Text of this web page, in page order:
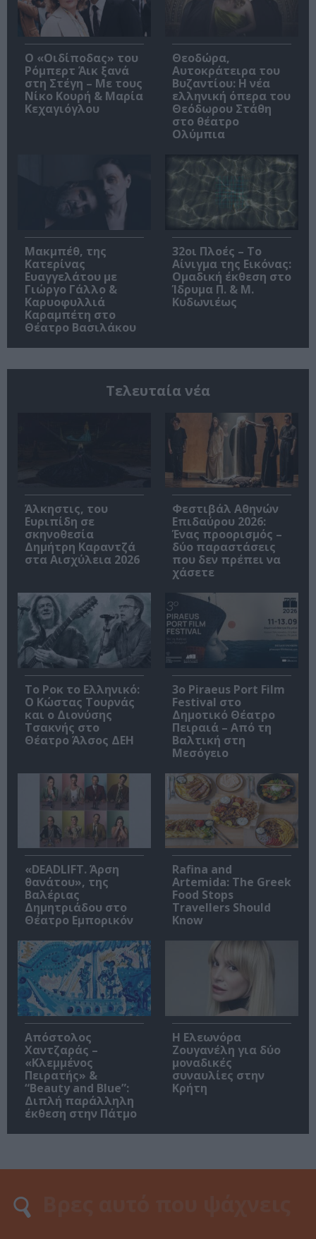
O «Οιδίποδας» του
Ρόμπερτ Άικ ξανά
στη Στέγη – Με τους
Νίκο Κουρή & Μαρία
Κεχαγιόγλου
Θεοδώρα,
Αυτοκράτειρα του
Βυζαντίου: Η νέα
ελληνική όπερα του
Θεόδωρου Στάθη
στο θέατρο
Ολύμπια
Μακμπέθ, της
Κατερίνας
Ευαγγελάτου με
Γιώργο Γάλλο &
Καρυοφυλλιά
Καραμπέτη στο
Θέατρο Βασιλάκου
32οι Πλοές – Το
Αίνιγμα της Εικόνας:
Ομαδική έκθεση στο
Ίδρυμα Π. & Μ.
Κυδωνιέως
Τελευταία νέα
Άλκηστις, του
Ευριπίδη σε
σκηνοθεσία
Δημήτρη Καραντζά
στα Αισχύλεια 2026
Φεστιβάλ Αθηνών
Επιδαύρου 2026:
Ένας προορισμός –
δύο παραστάσεις
που δεν πρέπει να
χάσετε
Το Ροκ το Ελληνικό:
Ο Κώστας Τουρνάς
και ο Διονύσης
Τσακνής στο
Θέατρο Άλσος ΔΕΗ
3o Piraeus Port Film
Festival στο
Δημοτικό Θέατρο
Πειραιά – Από τη
Βαλτική στη
Μεσόγειο
«DEADLIFT. Άρση
θανάτου», της
Βαλέριας
Δημητριάδου στο
Θέατρο Εμπορικόν
Rafina and
Artemida: The Greek
Food Stops
Travellers Should
Know
Απόστολος
Χαντζαράς –
«Κλεμμένος
Πειρατής» &
“Beauty and Blue”:
Διπλή παράλληλη
έκθεση στην Πάτμο
Η Ελεωνόρα
Ζουγανέλη για δύο
μοναδικές
συναυλίες στην
Κρήτη